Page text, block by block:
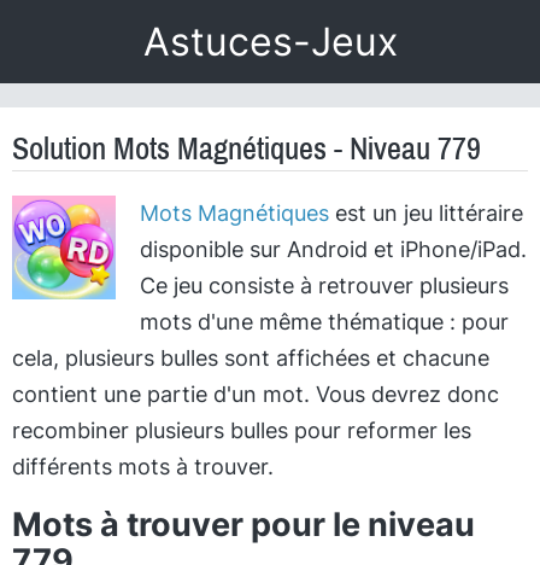
Astuces-Jeux
Solution Mots Magnétiques - Niveau 779
Mots Magnétiquesest un jeu littéraire
disponible sur Android et iPhone/iPad.
Ce jeu consiste à retrouver plusieurs
mots d'une même thématique : pour
cela, plusieurs bulles sont affichées et chacune
contient une partie d'un mot. Vous devrez donc
recombiner plusieurs bulles pour reformer les
différents mots à trouver.
Mots à trouver pour le niveau